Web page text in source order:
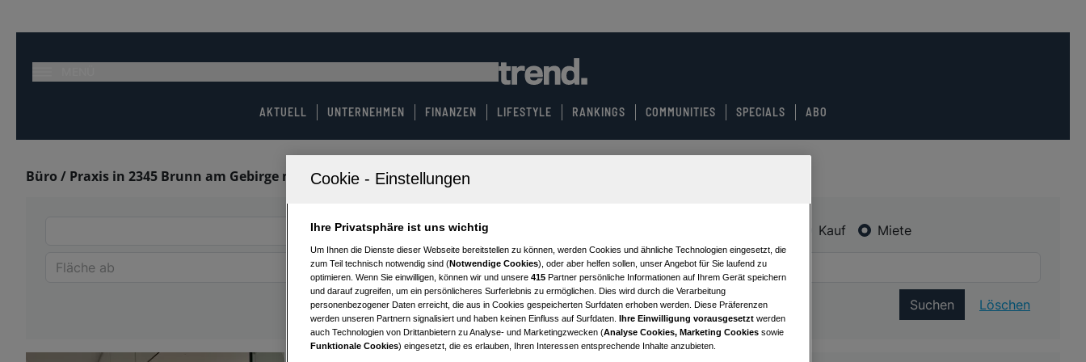
AKTUELL UNTERNEHMEN FINANZEN LIFESTYLE RANKINGS COMMUNITIES SPECIALS ABO
Büro / Praxis in 2345 Brunn am Gebirge mieten
Kauf Miete
Suchen Löschen
Ihre Privatsphäre ist uns wichtig
Um Ihnen die Dienste dieser Webseite bereitstellen zu können, werden Cookies und ähnliche Technologien eingesetzt, die
zum Teil technisch notwendig sind (Notwendige Cookies), oder aber helfen sollen, unser Angebot für Sie laufend zu
optimieren. Wenn Sie einwilligen, können wir und unsere 415 Partner persönliche Informationen auf Ihrem Gerät speichern
und darauf zugreifen, um ein persönlicheres Surferlebnis zu ermöglichen. Dies wird durch die Verarbeitung
personenbezogener Daten erreicht, die aus in Cookies gespeicherten Surfdaten erhoben werden. Diese Präferenzen
werden unseren Partnern signalisiert und haben keinen Einfluss auf Surfdaten. Ihre Einwilligung vorausgesetzt werden
auch Technologien von Drittanbietern zu Analyse- und Marketingzwecken (Analyse Cookies, Marketing Cookies sowie
Funktionale Cookies) eingesetzt, die es erlauben, Ihren Interessen entsprechende Inhalte anzubieten.